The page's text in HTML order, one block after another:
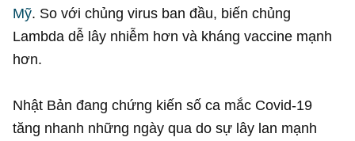
Mỹ. So với chủng virus ban đầu, biến chủng
Lambda dễ lây nhiễm hơn và kháng vaccine mạnh
hơn.
Nhật Bản đang chứng kiến số ca mắc Covid-19
tăng nhanh những ngày qua do sự lây lan mạnh